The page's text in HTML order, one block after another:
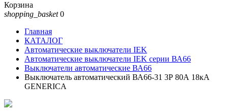
Корзина
shopping_basket 0
Главная
КАТАЛОГ
Автоматические выключатели IEK
Автоматические выключатели IEK серии ВА66
Выключатели автоматические ВА66
Выключатель автоматический ВА66-31 3Р 80А 18кА
GENERICA